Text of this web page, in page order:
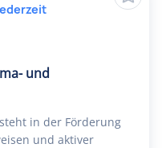
und
in der Förderung
und aktiver